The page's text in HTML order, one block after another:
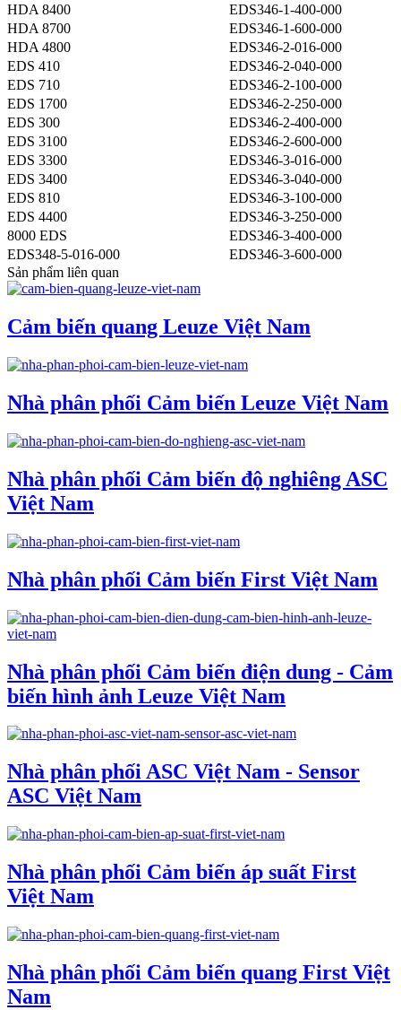
HDA 8400
EDS346-1-400-000
HDA 8700
EDS346-1-600-000
HDA 4800
EDS346-2-016-000
EDS 410
EDS346-2-040-000
EDS 710
EDS346-2-100-000
EDS 1700
EDS346-2-250-000
EDS 300
EDS346-2-400-000
EDS 3100
EDS346-2-600-000
EDS 3300
EDS346-3-016-000
EDS 3400
EDS346-3-040-000
EDS 810
EDS346-3-100-000
EDS 4400
EDS346-3-250-000
8000 EDS
EDS346-3-400-000
EDS348-5-016-000
EDS346-3-600-000
Sản phẩm liên quan
Cảm biến quang Leuze Việt Nam
Nhà phân phối Cảm biến Leuze Việt Nam
Nhà phân phối Cảm biến độ nghiêng ASC
Việt Nam
Nhà phân phối Cảm biến First Việt Nam
Nhà phân phối Cảm biến điện dung - Cảm
biến hình ảnh Leuze Việt Nam
Nhà phân phối ASC Việt Nam - Sensor
ASC Việt Nam
Nhà phân phối Cảm biến áp suất First
Việt Nam
Nhà phân phối Cảm biến quang First Việt
Nam